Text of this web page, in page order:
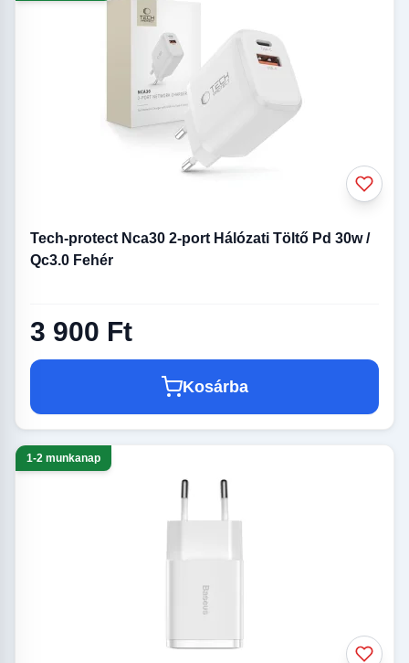
Tech-protect Nca30 2-port Hálózati Töltő Pd 30w /
Qc3.0 Fehér
3 900 Ft
Kosárba
1-2 munkanap